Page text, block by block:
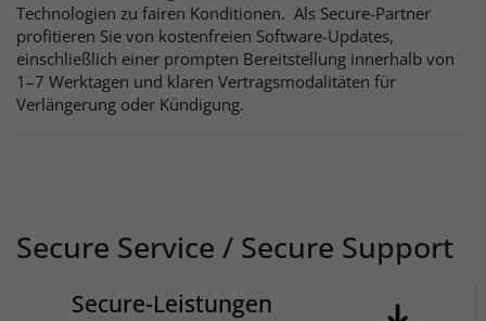
Technologien zu fairen Konditionen. Als Secure-Partner
profitieren Sie von kostenfreien Software-Updates,
einschließlich einer prompten Bereitstellung innerhalb von
1–7 Werktagen und klaren Vertragsmodalitäten für
Verlängerung oder Kündigung.
Secure Service / Secure Support
Secure-Leistungen